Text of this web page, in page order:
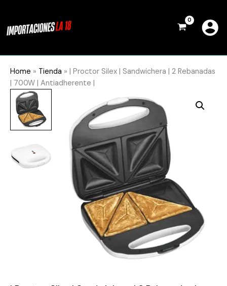
contenido
Home » Tienda »
| Proctor Silex | Sandwichera | 2 Rebanadas
| 700W | Antiadherente |
Proctor
Silex
|